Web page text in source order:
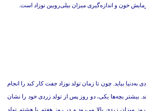
خون و اندازه‌گیری میزان بیلی‌روبین نوزاد است.
به‌دنیا بیاید. چون تا زمان تولد نوزاد جفت كار كبد را انجام
بیشتر بچه‌ها یكی، دو روز پس از تولد زردی خود را نشان
میزان زردی بالا می‌رود و در روز هفتم یا هشتم تولد